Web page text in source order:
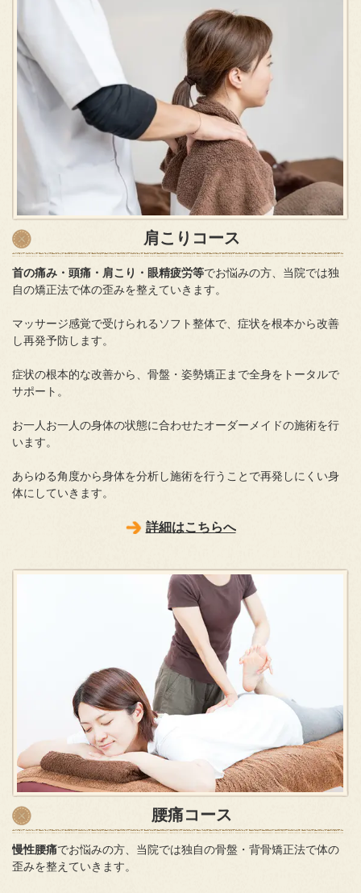
肩こりコース
首の痛み・頭痛・肩こり・眼精疲労等でお悩みの方、当院では独
自の矯正法で体の歪みを整えていきます。
マッサージ感覚で受けられるソフト整体で、症状を根本から改善
し再発予防します。
症状の根本的な改善から、骨盤・姿勢矯正まで全身をトータルで
サポート。
お一人お一人の身体の状態に合わせたオーダーメイドの施術を行
います。
あらゆる角度から身体を分析し施術を行うことで再発しにくい身
体にしていきます。
詳細はこちらへ
腰痛コース
慢性腰痛でお悩みの方、当院では独自の骨盤・背骨矯正法で体の
歪みを整えていきます。